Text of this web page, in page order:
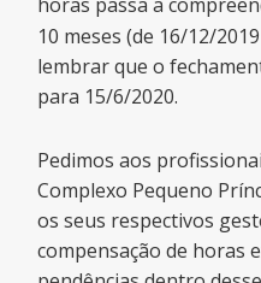
10 meses (de 16/12/2019
lembrar que o
para 15/6/2020.
Pedimos aos
Complexo Pequeno
os seus respectivos
compensação de horas